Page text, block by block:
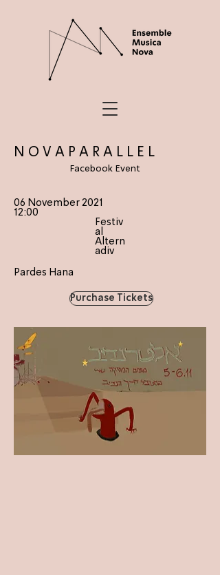
N O V A P A R A L L E L
Facebook Event
06 November 2021
12:00
Festiv
al
Altern
adiv
Pardes Hana
Purchase Tickets